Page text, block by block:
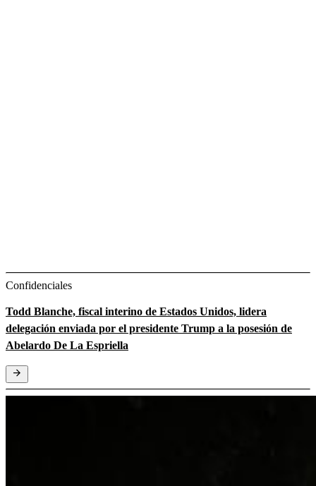
Confidenciales
Todd Blanche, fiscal interino de Estados Unidos, lidera
delegación enviada por el presidente Trump a la posesión de
Abelardo De La Espriella